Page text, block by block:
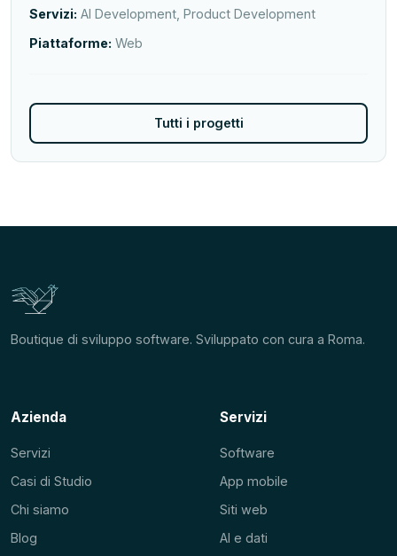
Servizi: AI Development, Product Development
Piattaforme: Web
Tutti i progetti
Boutique di sviluppo software. Sviluppato con cura a Roma.
Azienda
Servizi
Casi di Studio
Chi siamo
Blog
Servizi
Software
App mobile
Siti web
AI e dati